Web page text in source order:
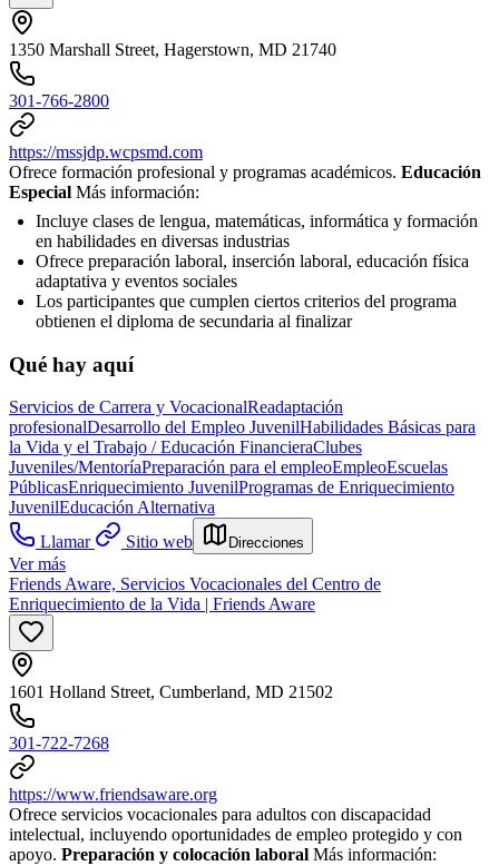
1350 Marshall Street, Hagerstown, MD 21740
301-766-2800
https://mssjdp.wcpsmd.com
Ofrece formación profesional y programas académicos. Educación
Especial Más información:
Incluye clases de lengua, matemáticas, informática y formación
en habilidades en diversas industrias
Ofrece preparación laboral, inserción laboral, educación física
adaptativa y eventos sociales
Los participantes que cumplen ciertos criterios del programa
obtienen el diploma de secundaria al finalizar
Qué hay aquí
Servicios de Carrera y VocacionalReadaptación
profesionalDesarrollo del Empleo JuvenilHabilidades Básicas para
la Vida y el Trabajo / Educación FinancieraClubes
Juveniles/MentoríaPreparación para el empleoEmpleoEscuelas
PúblicasEnriquecimiento JuvenilProgramas de Enriquecimiento
JuvenilEducación Alternativa
Llamar
Sitio web Direcciones
Ver más
Friends Aware, Servicios Vocacionales del Centro de
Enriquecimiento de la Vida | Friends Aware
1601 Holland Street, Cumberland, MD 21502
301-722-7268
https://www.friendsaware.org
Ofrece servicios vocacionales para adultos con discapacidad
intelectual, incluyendo oportunidades de empleo protegido y con
apoyo. Preparación y colocación laboral Más información: